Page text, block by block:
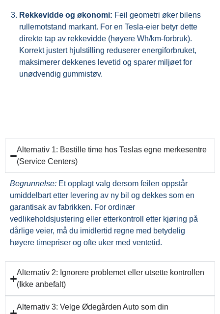
Rekkevidde og økonomi: Feil geometri øker bilens
rullemotstand markant. For en Tesla-eier betyr dette
direkte tap av rekkevidde (høyere Wh/km-forbruk).
Korrekt justert hjulstilling reduserer energiforbruket,
maksimerer dekkenes levetid og sparer miljøet for
unødvendig gummistøv.
Alternativ 1: Bestille time hos Teslas egne merkesentre
(Service Centers)
Begrunnelse: Et opplagt valg dersom feilen oppstår
umiddelbart etter levering av ny bil og dekkes som en
garantisak av fabrikken. For ordinær
vedlikeholdsjustering eller etterkontroll etter kjøring på
dårlige veier, må du imidlertid regne med betydelig
høyere timepriser og ofte uker med ventetid.
Alternativ 2: Ignorere problemet eller utsette kontrollen
(Ikke anbefalt)
Alternativ 3: Velge Ødegården Auto som din